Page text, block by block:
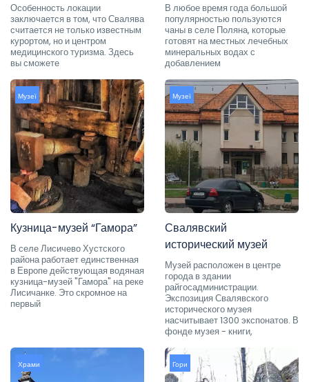
Особенность локации
заключается в том, что Свалява
считается не только известным
курортом, но и центром
медицинского туризма. Здесь
вы сможете
В любое время года большой
популярностью пользуются
чаны в селе Поляна, которые
готовят на местных лечебных
минеральных водах с
добавлением
Музеї
Кузница-музей “Гамора”
В селе Лисичево Хустского
района работает единственная
в Европе действующая водяная
кузница-музей "Гамора" на реке
Лисичанке. Это скромное на
первый
Музеї
Свалявский
исторический музей
Музей расположен в центре
города в здании
райгосадминистрации.
Экспозиция Свалявского
исторического музея
насчитывает 1300 экспонатов. В
фонде музея - книги,
Храми Гори